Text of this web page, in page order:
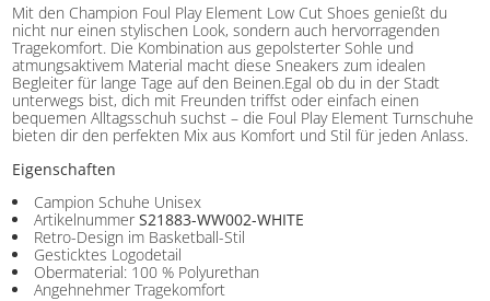
Mit den Champion Foul Play Element Low Cut Shoes genießt du
nicht nur einen stylischen Look, sondern auch hervorragenden
Tragekomfort. Die Kombination aus gepolsterter Sohle und
atmungsaktivem Material macht diese Sneakers zum idealen
Begleiter für lange Tage auf den Beinen.Egal ob du in der Stadt
unterwegs bist, dich mit Freunden triffst oder einfach einen
bequemen Alltagsschuh suchst – die Foul Play Element Turnschuhe
bieten dir den perfekten Mix aus Komfort und Stil für jeden Anlass.
Eigenschaften
Campion Schuhe Unisex
ArtikelnummerS21883-WW002-WHITE
Retro-Design im Basketball-Stil
Gesticktes Logodetail
Obermaterial: 100 % Polyurethan
Angehnehmer Tragekomfort